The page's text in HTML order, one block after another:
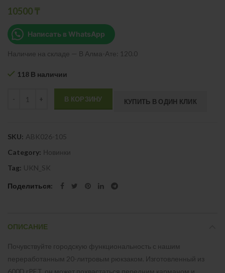
10500₸
Написать в WhatsApp
Наличие на складе — В Алма-Ате: 120.0
118 В наличии
В КОРЗИНУ КУПИТЬ В ОДИН КЛИК
SKU: ABK026-105
Category: Новинки
Tag: UKN_SK
Поделиться
ОПИСАНИЕ
Почувствуйте городскую функциональность с нашим
переработанным 20-литровым рюкзаком. Изготовленный из
600D rPET, он может похвастаться передним карманом и